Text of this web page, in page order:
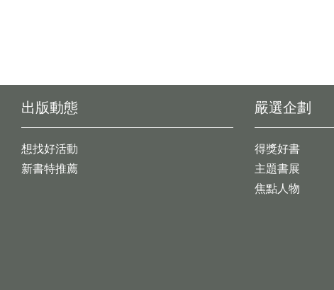
出版動態
想找好活動
新書特推薦
嚴選企劃
得獎好書
主題書展
焦點人物